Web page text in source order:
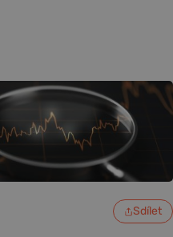
Sdílet